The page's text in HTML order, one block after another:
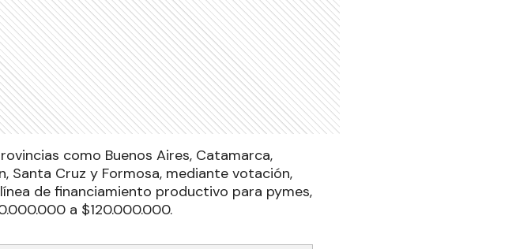
como Buenos Aires, Catamarca,
Santa Cruz y Formosa, mediante votación,
de financiamiento productivo para pymes,
a $120.000.000.